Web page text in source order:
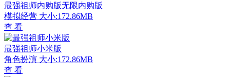
最强祖师内购版无限内购版
模拟经营 大小:172.86MB
查 看
最强祖师小米版
角色扮演 大小:172.86MB
查 看